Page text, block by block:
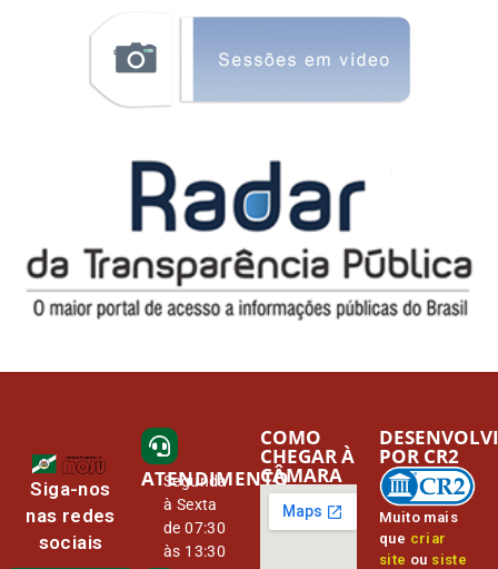
Siga-nos
nas redes
sociais
ATENDIMENTO
Segunda
à Sexta
de 07:30
às 13:30
COMO
CHEGAR À
CÂMARA
Muito mais
que criar
site ou siste
POR CR2